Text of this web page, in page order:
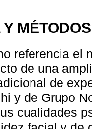
MÉTODOS
referencia el
de una
de
y de Grupo
cualidades